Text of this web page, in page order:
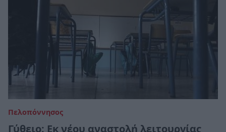
Πελοπόννησος
Γύθειο: Εκ νέου αναστολή λειτουργίας